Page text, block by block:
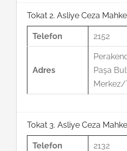
Tokat 2. Asliye Ceza
Telefon 2152
Adres
Paşa
Merkez/
Tokat 3. Asliye Ceza
Telefon 2132